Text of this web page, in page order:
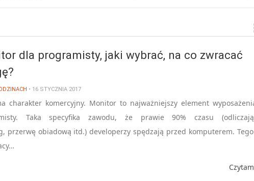
dla programisty, jaki wybrać, na co zwracać
• 16 STYCZNIA 2017
charakter komercyjny. Monitor to najważniejszy element
Taka specyfika zawodu, że prawie 90% czasu
przerwę obiadową itd.) developerzy spędzają przed komputerem.